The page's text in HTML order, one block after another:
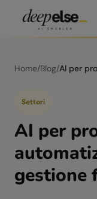
Home/Blog/
Settori
AI per
gestione